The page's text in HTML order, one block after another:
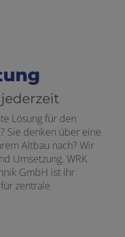
Lösung für den
Sie denken über eine
Altbau nach? Wir
Umsetzung. WRK
GmbH ist Ihr
zentrale